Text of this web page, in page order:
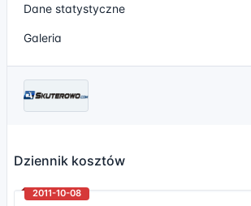
Dane statystyczne
Galeria
Dziennik kosztów
2011-10-08